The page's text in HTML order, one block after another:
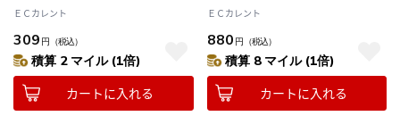
ＥＣカレント
309 円 （税込）
積算 2 マイル (1倍)
カートに入れる
ＥＣカレント
880 円 （税込）
積算 8 マイル (1倍)
カートに入れる